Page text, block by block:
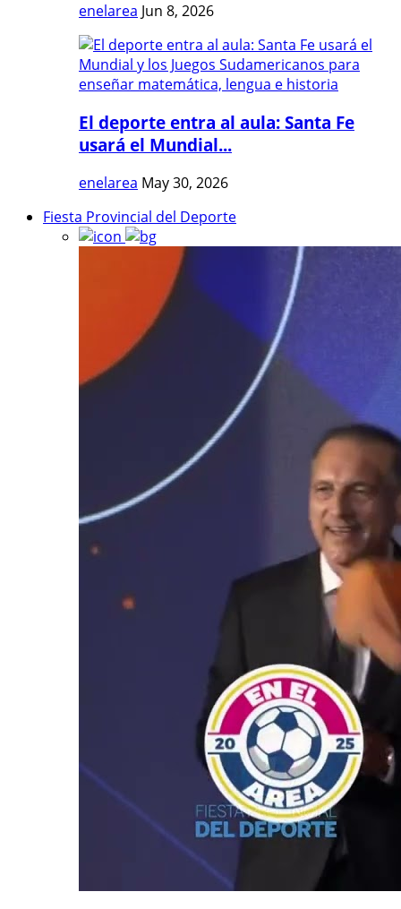
enelarea Jun 8, 2026
El deporte entra al aula: Santa Fe
usará el Mundial...
enelarea May 30, 2026
Fiesta Provincial del Deporte